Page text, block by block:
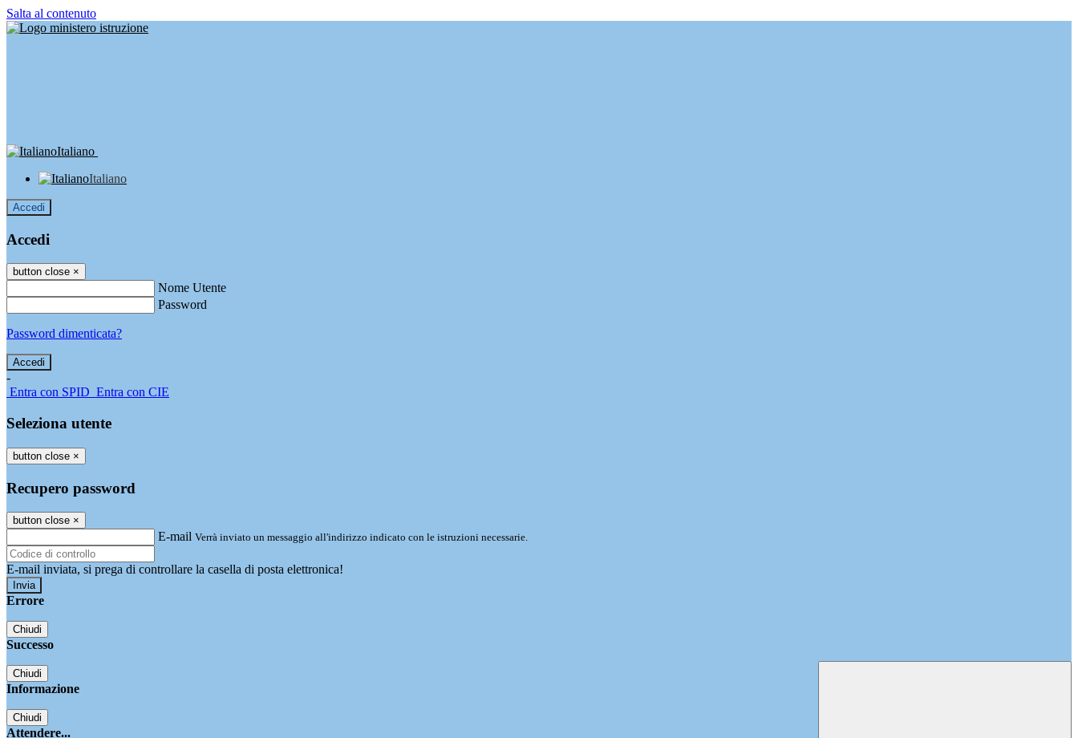
Salta al contenuto
Italiano
Italiano
Accedi
Accedi
button close ×
Nome Utente
Password
Password dimenticata?
-
Entra con SPID Entra con CIE
Seleziona utente
button close ×
Recupero password
button close ×
E-mail Verrà inviato un messaggio all'indirizzo indicato con le istruzioni necessarie.
E-mail inviata, si prega di controllare la casella di posta elettronica!
Errore
Chiudi
Successo
Chiudi
Informazione
Chiudi
Attendere...